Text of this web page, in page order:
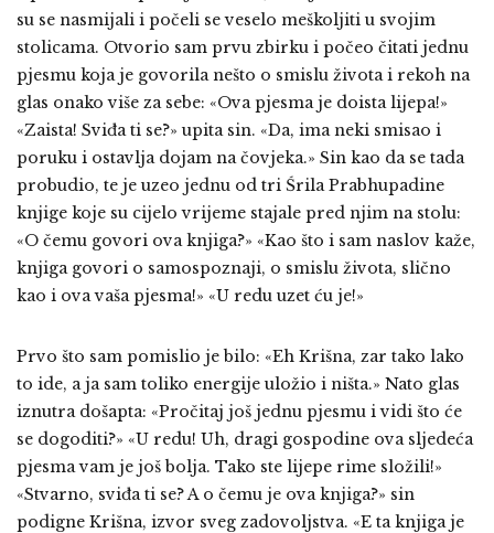
su se nasmijali i počeli se veselo meškoljiti u svojim
stolicama. Otvorio sam prvu zbirku i počeo čitati jednu
pjesmu koja je govorila nešto o smislu života i rekoh na
glas onako više za sebe: «Ova pjesma je doista lijepa!»
«Zaista! Sviđa ti se?» upita sin. «Da, ima neki smisao i
poruku i ostavlja dojam na čovjeka.» Sin kao da se tada
probudio, te je uzeo jednu od tri Śrila Prabhupadine
knjige koje su cijelo vrijeme stajale pred njim na stolu:
«O čemu govori ova knjiga?» «Kao što i sam naslov kaže,
knjiga govori o samospoznaji, o smislu života, slično
kao i ova vaša pjesma!» «U redu uzet ću je!»
Prvo što sam pomislio je bilo: «Eh Krišna, zar tako lako
to ide, a ja sam toliko energije uložio i ništa.» Nato glas
iznutra došapta: «Pročitaj još jednu pjesmu i vidi što će
se dogoditi?» «U redu! Uh, dragi gospodine ova sljedeća
pjesma vam je još bolja. Tako ste lijepe rime složili!»
«Stvarno, sviđa ti se? A o čemu je ova knjiga?» sin
podigne Krišna, izvor sveg zadovoljstva. «E ta knjiga je